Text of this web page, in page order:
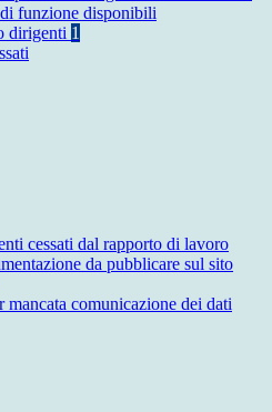
funzione disponibili
dirigenti 1
cessati dal rapporto di lavoro
da pubblicare sul sito
mancata comunicazione dei dati